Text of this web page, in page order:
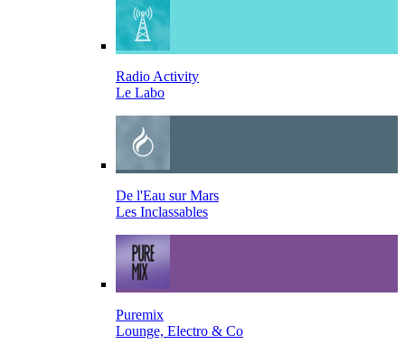
Radio Activity
Le Labo
De l'Eau sur Mars
Les Inclassables
Puremix
Lounge, Electro & Co